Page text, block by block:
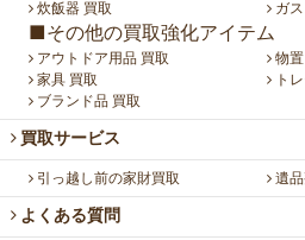
炊飯器 買取
ガス
■その他の買取強化アイテム
アウトドア用品 買取
物置
家具 買取
トレ
ブランド品 買取
買取サービス
引っ越し前の家財買取 遺品
よくある質問